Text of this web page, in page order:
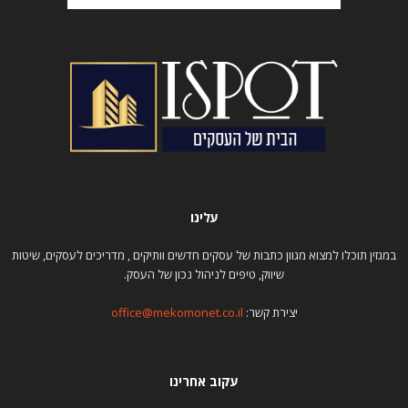
עלינו
במגזין תוכלו למצוא מגוון כתבות של עסקים חדשים וותיקים , מדריכים לעסקים, שיטות
שיווק, טיפים לניהול נכון של העסק.
יצירת קשר: office@mekomonet.co.il
עקוב אחרינו